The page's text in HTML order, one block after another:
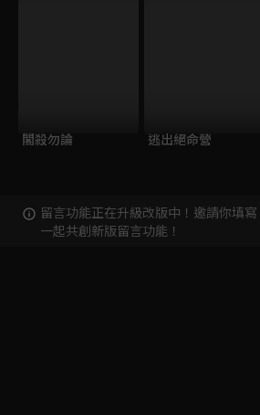
閣殺勿論 逃出絕命營
留言功能正在升級改版中！邀請你填寫
一起共創新版留言功能！